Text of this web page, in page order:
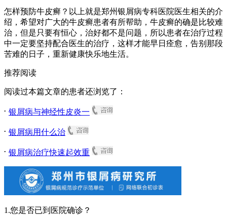
怎样预防牛皮癣？以上就是郑州银屑病专科医院医生相关的介
绍，希望对广大的牛皮癣患者有所帮助，牛皮癣的确是比较难
治，但是只要有恒心，治好都不是问题，所以患者在治疗过程
中一定要坚持配合医生的治疗，这样才能早日痊愈，告别那段
苦难的日子，重新健康快乐地生活。
推荐阅读
阅读过本篇文章的患者还浏览了：
. 银屑病与神经性皮炎一
. 银屑病用什么治
. 银屑病治疗快速起效重
1.您是否已到医院确诊？